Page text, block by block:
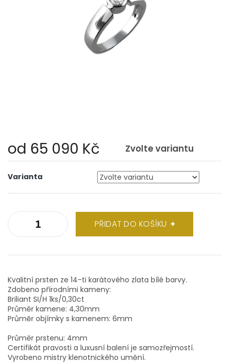
od 65 090 Kč Zvolte variantu
cena:
Varianta
PŘIDAT DO KOŠÍKU
Kvalitní prsten ze 14-ti karátového zlata bílé barvy.
Zdobeno přírodními kameny:
Briliant SI/H 1ks/0,30ct
Průměr kamene: 4,30mm
Průměr objímky s kamenem: 6mm
Průměr prstenu: 4mm
Certifikát pravosti a luxusní balení je samozřejmostí.
Vyrobeno mistry klenotnického umění.